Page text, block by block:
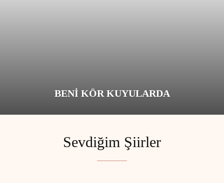
BENI KÖR KUYULARDA
Sevdiğim Şiirler